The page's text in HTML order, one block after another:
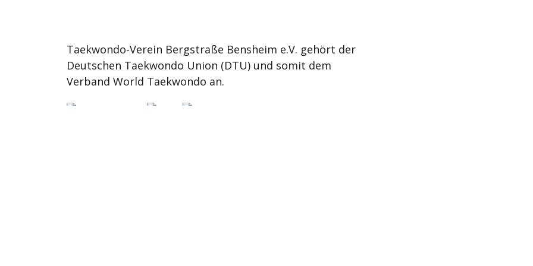
Taekwondo-Verein Bergstraße Bensheim e.V. gehört der
Deutschen Taekwondo Union (DTU) und somit dem
Verband World Taekwondo an.